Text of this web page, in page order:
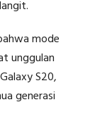
mode
unggulan
S20,
generasi